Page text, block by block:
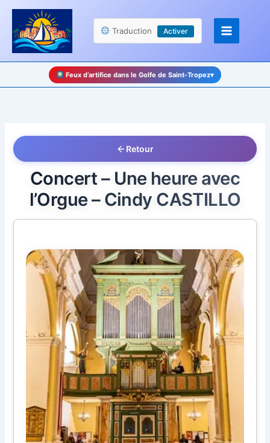
Panneau de gestion des cookies
Aller
contenu
Traduction Activer
Feux d’artifice dans le Golfe de Saint-Tropez▾
Retour
Concert – Une heure avec
l’Orgue – Cindy CASTILLO